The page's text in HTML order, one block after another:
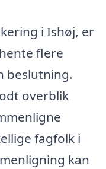
i Ishøj, er
flere
beslutning.
overblik
fagfolk i
kan